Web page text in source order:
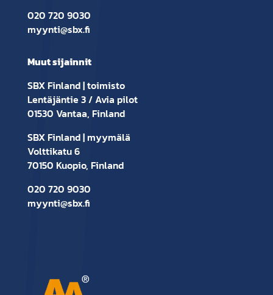
020 720 9030
myynti@sbx.fi
Muut sijainnit
SBX Finland | toimisto
Lentäjäntie 3 / Avia pilot
01530 Vantaa, Finland
SBX Finland | myymälä
Volttikatu 6
70150 Kuopio, Finland
020 720 9030
myynti@sbx.fi